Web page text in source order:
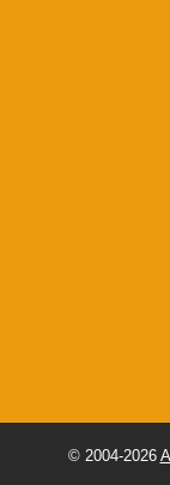
© 2004-2026